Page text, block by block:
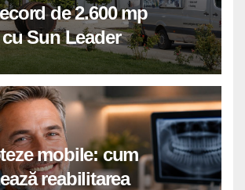
de 2.600 mp
Sun Leader
mobile: cum
reabilitarea